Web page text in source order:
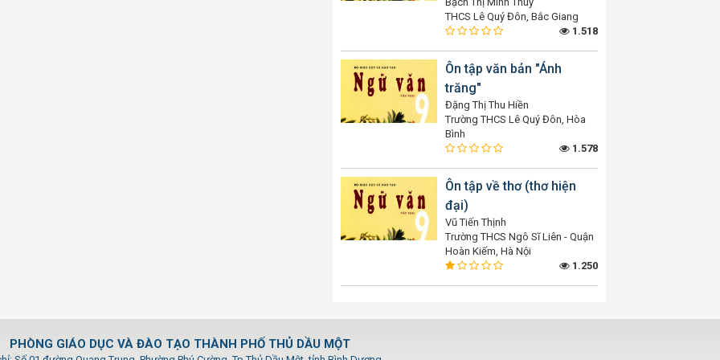
THCS Lê Quý Đôn, Bắc Giang
1.518
Ôn tập văn bản "Ánh
trăng"
Đặng Thị Thu Hiền
Trường THCS Lê Quý Đôn, Hòa
Bình
1.578
Ôn tập về thơ (thơ hiện
đại)
Vũ Tiến Thịnh
Trường THCS Ngô Sĩ Liên - Quận
Hoàn Kiếm, Hà Nội
1.250
PHÒNG GIÁO DỤC VÀ ĐÀO TẠO THÀNH PHỐ THỦ DẦU MỘT